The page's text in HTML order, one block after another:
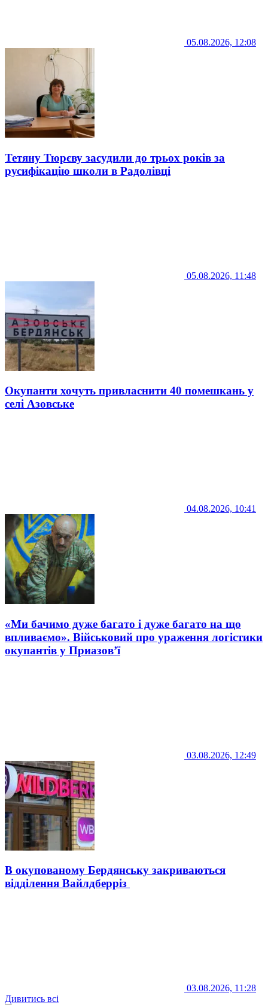
05.08.2026, 12:08
Тетяну Тюрєву засудили до трьох років за
русифікацію школи в Радолівці
05.08.2026, 11:48
Окупанти хочуть привласнити 40 помешкань у
селі Азовське
04.08.2026, 10:41
«Ми бачимо дуже багато і дуже багато на що
впливаємо». Військовий про ураження логістики
окупантів у Приазов’ї
03.08.2026, 12:49
В окупованому Бердянську закриваються
відділення Вайлдберріз
03.08.2026, 11:28
Дивитись всі